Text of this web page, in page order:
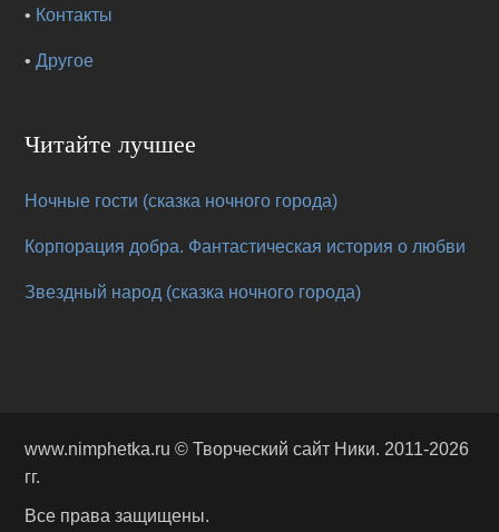
• Контакты
•Другое
Читайте лучшее
Ночные гости (сказка ночного города)
Корпорация добра. Фантастическая история о любви
Звездный народ (сказка ночного города)
www.nimphetka.ru ©Творческий сайт Ники. 2011-2026
гг.
Все права защищены.